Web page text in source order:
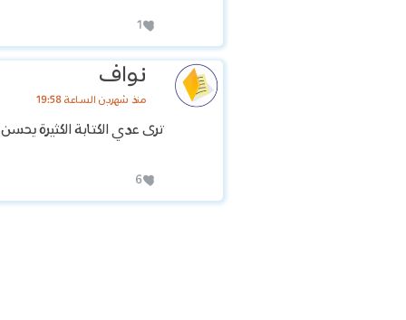
1
نواف
منذ شهرين الساعة 19:58
ترى عدي الكتابة الكثيرة
6